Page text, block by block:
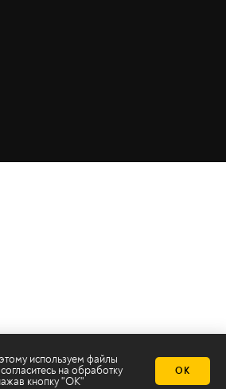
используем файлы
на обработку
кнопку "ОК"
ОК
Телеканал 2х2